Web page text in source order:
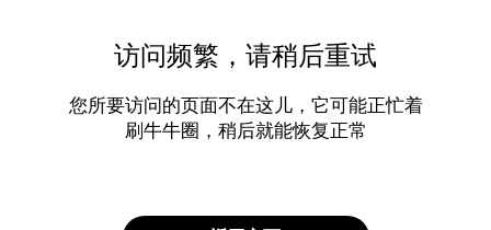
访问频繁，请稍后重试
您所要访问的页面不在这儿，它可能正忙着
刷牛牛圈，稍后就能恢复正常